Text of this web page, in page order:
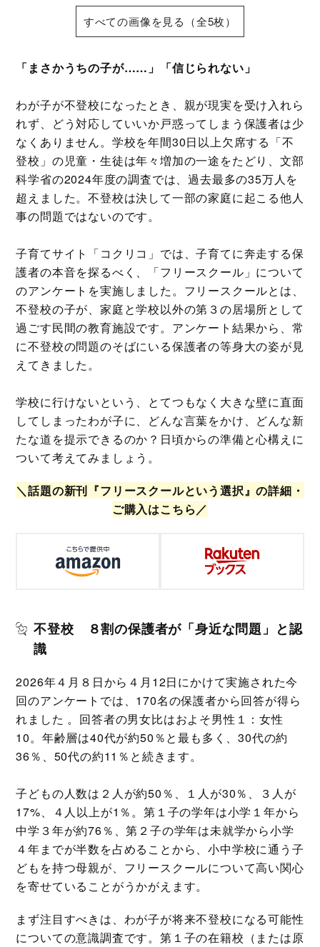
すべての画像を見る（全5枚）
「まさかうちの子が……」「信じられない」
わが子が不登校になったとき、親が現実を受け入れら
れず、どう対応していいか戸惑ってしまう保護者は少
なくありません。学校を年間30日以上欠席する「不
登校」の児童・生徒は年々増加の一途をたどり、文部
科学省の2024年度の調査では、過去最多の35万人を
超えました。不登校は決して一部の家庭に起こる他人
事の問題ではないのです。
子育てサイト「コクリコ」では、子育てに奔走する保
護者の本音を探るべく、「フリースクール」について
のアンケートを実施しました。フリースクールとは、
不登校の子が、家庭と学校以外の第３の居場所として
過ごす民間の教育施設です。アンケート結果から、常
に不登校の問題のそばにいる保護者の等身大の姿が見
えてきました。
学校に行けないという、とてつもなく大きな壁に直面
してしまったわが子に、どんな言葉をかけ、どんな新
たな道を提示できるのか？日頃からの準備と心構えに
ついて考えてみましょう。
＼話題の新刊『フリースクールという選択』の詳細・
ご購入はこちら／
不登校 ８割の保護者が「身近な問題」と認
識
2026年４月８日から４月12日にかけて実施された今
回のアンケートでは、170名の保護者から回答が得ら
れました 。回答者の男女比はおよそ男性１：女性
10。年齢層は40代が約50％と最も多く、30代の約
36％、50代の約11％と続きます。
子どもの人数は２人が約50％、１人が30％、３人が
17%、４人以上が1％。第１子の学年は小学１年から
中学３年が約76％、第２子の学年は未就学から小学
４年までが半数を占めることから、小中学校に通う子
どもを持つ母親が、フリースクールについて高い関心
を寄せていることがうかがえます。
まず注目すべきは、わが子が将来不登校になる可能性
についての意識調査です。第１子の在籍校（または原